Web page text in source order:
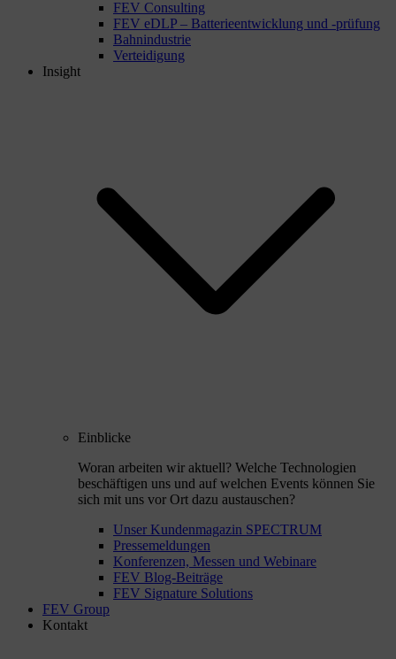
FEV Consulting
FEV eDLP – Batterieentwicklung und -prüfung
Bahnindustrie
Verteidigung
Insight
Einblicke
Woran arbeiten wir aktuell? Welche Technologien
beschäftigen uns und auf welchen Events können Sie
sich mit uns vor Ort dazu austauschen?
Unser Kundenmagazin SPECTRUM
Pressemeldungen
Konferenzen, Messen und Webinare
FEV Blog-Beiträge
FEV Signature Solutions
FEV Group
Kontakt